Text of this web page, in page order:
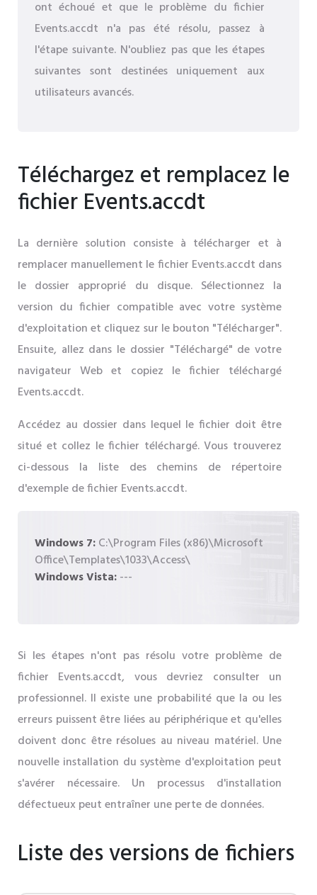
ont échoué et que le problème du fichier
Events.accdt n'a pas été résolu, passez à
l'étape suivante. N'oubliez pas que les étapes
suivantes sont destinées uniquement aux
utilisateurs avancés.
Téléchargez et remplacez le
fichier Events.accdt
La dernière solution consiste à télécharger et à
remplacer manuellement le fichier Events.accdt dans
le dossier approprié du disque. Sélectionnez la
version du fichier compatible avec votre système
d'exploitation et cliquez sur le bouton "Télécharger".
Ensuite, allez dans le dossier "Téléchargé" de votre
navigateur Web et copiez le fichier téléchargé
Events.accdt.
Accédez au dossier dans lequel le fichier doit être
situé et collez le fichier téléchargé. Vous trouverez
ci-dessous la liste des chemins de répertoire
d'exemple de fichier Events.accdt.
Windows 7:C:\Program Files (x86)\Microsoft
Office\Templates\1033\Access\
Windows Vista:---
Si les étapes n'ont pas résolu votre problème de
fichier Events.accdt, vous devriez consulter un
professionnel. Il existe une probabilité que la ou les
erreurs puissent être liées au périphérique et qu'elles
doivent donc être résolues au niveau matériel. Une
nouvelle installation du système d'exploitation peut
s'avérer nécessaire. Un processus d'installation
défectueux peut entraîner une perte de données.
Liste des versions de fichiers